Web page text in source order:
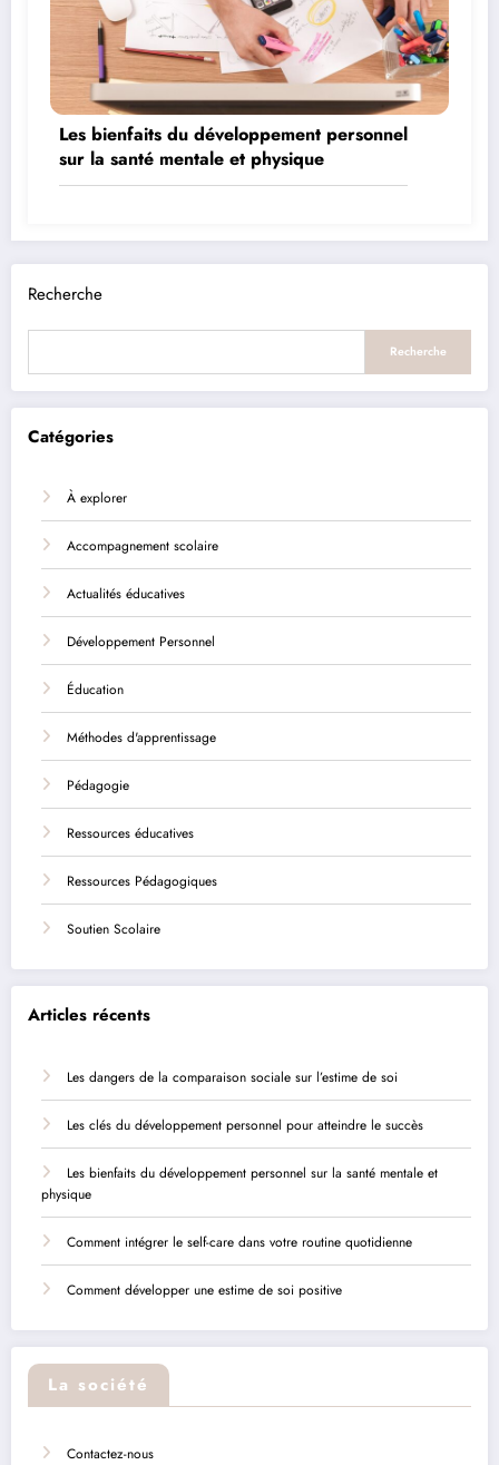
Les bienfaits du développement personnel
sur la santé mentale et physique
Recherche
Recherche
Catégories
À explorer
Accompagnement scolaire
Actualités éducatives
Développement Personnel
Éducation
Méthodes d'apprentissage
Pédagogie
Ressources éducatives
Ressources Pédagogiques
Soutien Scolaire
Articles récents
Les dangers de la comparaison sociale sur l’estime de soi
Les clés du développement personnel pour atteindre le succès
Les bienfaits du développement personnel sur la santé mentale et
physique
Comment intégrer le self-care dans votre routine quotidienne
Comment développer une estime de soi positive
La société
Contactez-nous